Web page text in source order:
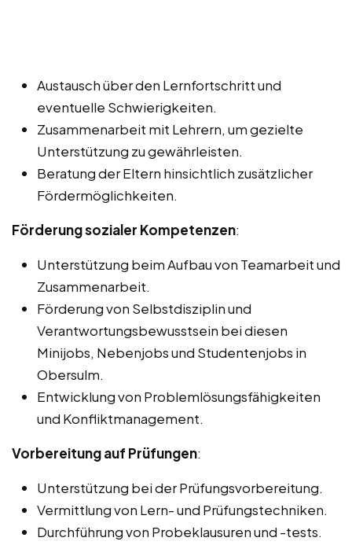
Austausch über den Lernfortschritt und
eventuelle Schwierigkeiten.
Zusammenarbeit mit Lehrern, um gezielte
Unterstützung zu gewährleisten.
Beratung der Eltern hinsichtlich zusätzlicher
Fördermöglichkeiten.
Förderung sozialer Kompetenzen:
Unterstützung beim Aufbau von Teamarbeit und
Zusammenarbeit.
Förderung von Selbstdisziplin und
Verantwortungsbewusstsein bei diesen
Minijobs, Nebenjobs und Studentenjobs in
Obersulm.
Entwicklung von Problemlösungsfähigkeiten
und Konfliktmanagement.
Vorbereitung auf Prüfungen:
Unterstützung bei der Prüfungsvorbereitung.
Vermittlung von Lern- und Prüfungstechniken.
Durchführung von Probeklausuren und -tests.